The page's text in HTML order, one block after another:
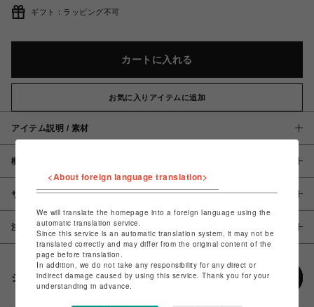
ギフト：ラッピング不可
カートに入れる
お気に入りアイテムに追加
アイテム説明 / 素材
概要
サイズ
注意事項
シェアする
<About foreign language translation>
We will translate the homepage into a foreign language using the
automatic translation service.
Since this service is an automatic translation system, it may not be
translated correctly and may differ from the original content of the
page before translation.
In addition, we do not take any responsibility for any direct or
indirect damage caused by using this service. Thank you for your
understanding in advance.